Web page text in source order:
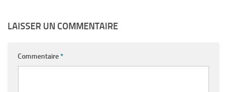
LAISSER UN COMMENTAIRE
Commentaire*